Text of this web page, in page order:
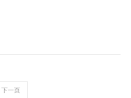
下一页